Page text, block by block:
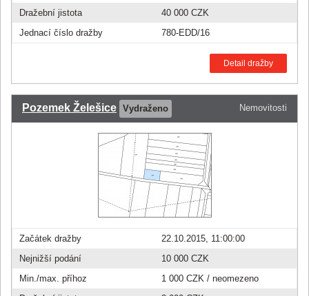
Dražební jistota
40 000 CZK
Jednací číslo dražby
780-EDD/16
Detail dražby
Nemovitosti
Pozemek Želešice Vydraženo
Začátek dražby
22.10.2015, 11:00:00
Nejnižší podání
10 000 CZK
Min./max. příhoz
1 000 CZK / neomezeno